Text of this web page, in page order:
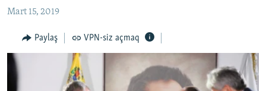
qayıt
#ƏSLINDƏ
FƏRQƏ BAX
QANUNI DOĞRU
ARAŞDIRMA
Mart 15, 2019
Paylaş VPN-siz açmaq